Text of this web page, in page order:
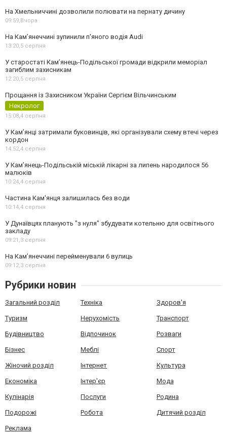
На Хмельниччині дозволили полювати на пернату дичину
09:59,Вчора
На Камʼянеччині зупинили п'яного водія Audi
13:20,5 серпня
У старостаті Кам’янець-Подільської громади відкрили меморіал
загиблим захисникам
12:20,5 серпня
Прощання із Захисником України Сергієм Вільчинським
Некролог
15:08,4 серпня
У Кам’янці затримали буковинців, які організували схему втечі через
кордон
14:52,4 серпня
У Кам’янець-Подільській міській лікарні за липень народилося 56
малюків
10:24,4 серпня
Частина Кам'янця залишилась без води
10:14,4 серпня
У Дунаївцях планують "з нуля" збудувати котельню для освітнього
закладу
09:21,3 серпня
На Камʼянеччині перейменували 6 вулиць
09:12,3 серпня
Рубрики новин
Загальний розділ Техніка Здоров'я
Туризм Нерухомість Транспорт
Будівництво Відпочинок Розваги
Бізнес Меблі Спорт
Жіночий розділ Інтернет Культура
Економіка Інтер'єр Мода
Кулінарія Послуги Родина
Подорожі Робота Дитячий розділ
Реклама